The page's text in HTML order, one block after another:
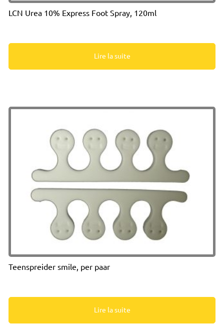
LCN Urea 10% Express Foot Spray, 120ml
Lire la suite
Teenspreider smile, per paar
Lire la suite